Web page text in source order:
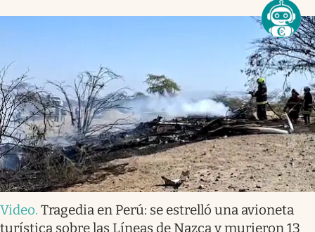
Video. Tragedia en Perú: se estrelló una avioneta
turística sobre las Líneas de Nazca y murieron 13